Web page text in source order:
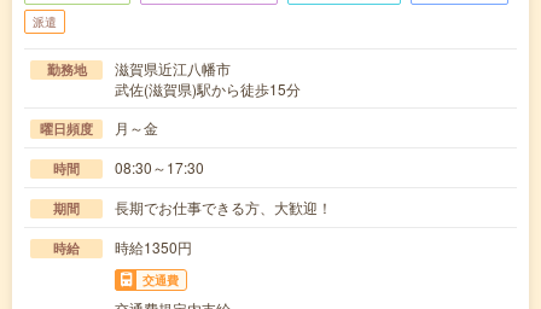
派遣
勤務地
滋賀県近江八幡市
武佐(滋賀県)駅から徒歩15分
曜日頻度 月～金
時間 08:30～17:30
期間 長期でお仕事できる方、大歓迎！
時給 時給1350円
交通費